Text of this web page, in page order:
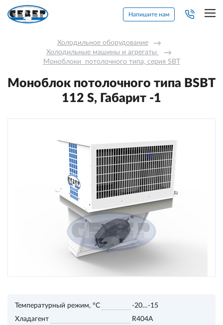
Напишите нам
Холодильное оборудование →
Холодильные машины и агрегаты →
Моноблоки  потолочного типа, серия SBT
Моноблок потолочного типа BSBT
112 S, Габарит -1
Температурный режим, °С
-20…-15
Хладагент
R404A